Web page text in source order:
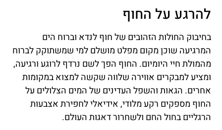
להרגע על החוף
בחיבוק החולות הזהובים של חוף לנדא וברוח הים
המרגיעה שוכן מקום מפלט מושלם למי שמשתוקק לברוח
מהמולת חיי היומיום. החוף הפך לשם נרדף לרוגע ורגיעה,
ומציע למבקרים אווירה שלווה שקשה למצוא במקומות
אחרים. הגאות והשפל העדינים של המים הצלולים על
החוף מספקים רקע מלודי, אידיאלי לחפירת אצבעות
הרגליים בחול החם ולשחרור דאגות העולם.